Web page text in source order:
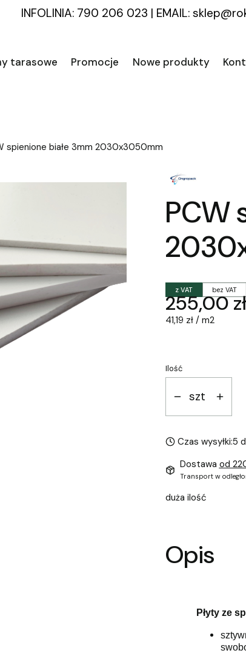
INFOLINIA: 790 206 023 | EMAIL:
tarasowe Promocje Nowe produkty
spienione białe 3mm 2030x3050mm
PCW
z VAT bez VAT
Cena
255,00 zł
41,19 zł / m2
Ilość
szt
Czas wysyłki:5
Dostawa od
Transport w
duża ilość
Opis
Płyty ze